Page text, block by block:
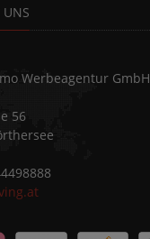
UNS
Werbeagentur GmbH
56